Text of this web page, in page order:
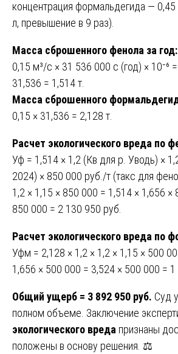
концентрация формальдегида —
л, превышение в 9 раз).
Масса сброшенного фенола за год:
0,15 м³/с × 31 536 000 с (год) × 10⁻⁶
31,536 = 1,514 т.
Масса сброшенного
0,15 × 31,536 = 2,128 т.
Расчет экологического вреда по
Уф = 1,514 × 1,2 (Кв для р. Уводь) ×
2024) × 850 000 руб./т (такс для
1,2 × 1,15 × 850 000 = 1,514 × 1,656 ×
850 000 = 2 130 950 руб.
Расчет экологического вреда по
Уфм = 2,128 × 1,2 × 1,2 × 1,15 × 500
1,656 × 500 000 = 3,524 × 500 000 = 1
Общий ущерб = 3 892 950 руб. Суд
полном объеме. Заключение
экологического вреда признаны
положены в основу решения. ⚖️